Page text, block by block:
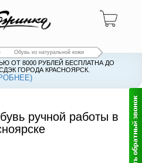
Обувь из натуральной кожи
ОТ 8000 РУБЛЕЙ БЕСПЛАТНА ДО
ГОРОДА КРАСНОЯРСК.
ручной работы в